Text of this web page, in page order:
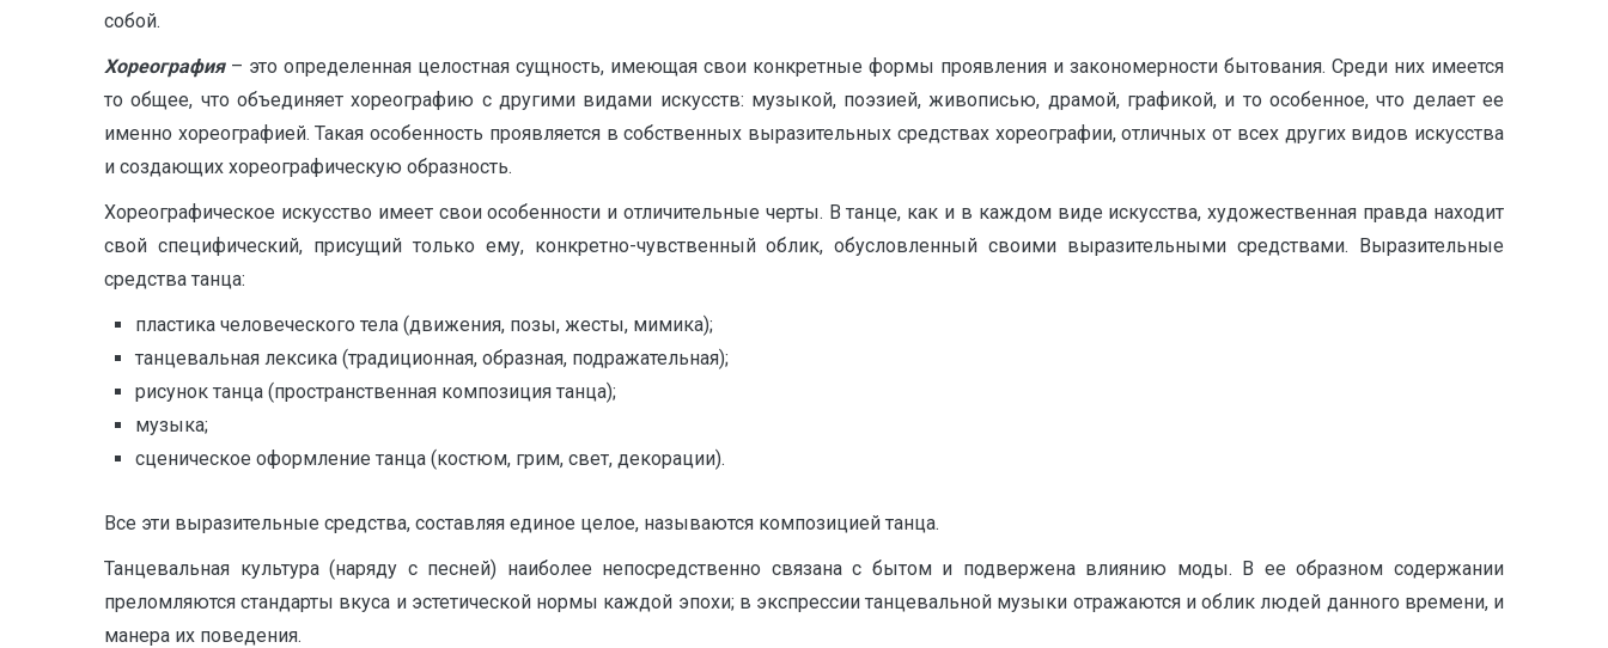
собой.
Хореография– это определенная целостная сущность, имеющая свои конкретные формы проявления и закономерности бытования. Среди них имеется
то общее, что объединяет хореографию с другими видами искусств: музыкой, поэзией, живописью, драмой, графикой, и то особенное, что делает ее
именно хореографией. Такая особенность проявляется в собственных выразительных средствах хореографии, отличных от всех других видов искусства
и создающих хореографическую образность.
Хореографическое искусство имеет свои особенности и отличительные черты. В танце, как и в каждом виде искусства, художественная правда находит
свой специфический, присущий только ему, конкретно-чувственный облик, обусловленный своими выразительными средствами. Выразительные
средства танца:
пластика человеческого тела (движения, позы, жесты, мимика);
танцевальная лексика (традиционная, образная, подражательная);
рисунок танца (пространственная композиция танца);
музыка;
сценическое оформление танца (костюм, грим, свет, декорации).
Все эти выразительные средства, составляя единое целое, называются композицией танца.
Танцевальная культура (наряду с песней) наиболее непосредственно связана с бытом и подвержена влиянию моды. В ее образном содержании
преломляются стандарты вкуса и эстетической нормы каждой эпохи; в экспрессии танцевальной музыки отражаются и облик людей данного времени, и
манера их поведения.